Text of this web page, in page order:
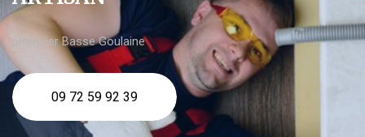
plombier Basse Goulaine
09 72 59 92 39